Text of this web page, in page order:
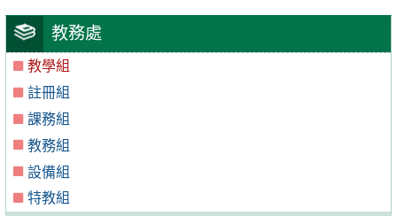
教務處
教學組
註冊組
課務組
教務組
設備組
特教組